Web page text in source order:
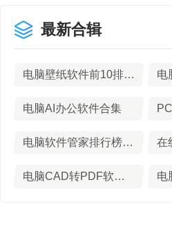
最新合辑
电脑壁纸软件前10排行榜 电
电脑AI办公软件合集
电脑软件管家排行榜前十名
电脑CAD转PDF软件合集 电